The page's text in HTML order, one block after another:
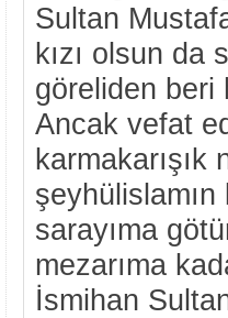
Sultan
kızı olsun da
göreliden beri
Ancak vefat
karmakarışık
şeyhülislamın
sarayıma
mezarıma
İsmihan